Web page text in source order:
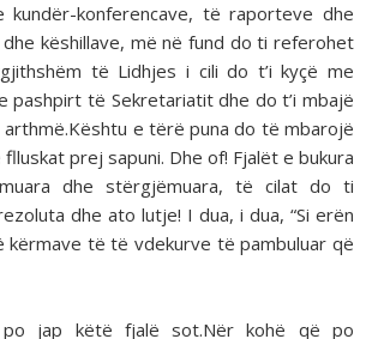
kundër-konferencave, të raporteve dhe
këshillave, më në fund do ti referohet
të Lidhjes i cili do t’i kyçë me
pashpirt të Sekretariatit dhe do t’i mbajë
e tërë puna do të mbarojë
prej sapuni. Dhe of! Fjalët e bukura
dhe stërgjëmuara, të cilat do ti
dhe ato lutje! I dua, i dua, “Si erën
kërmave të të vdekurve të pambuluar që
jap këtë fjalë sot.Nër kohë që po